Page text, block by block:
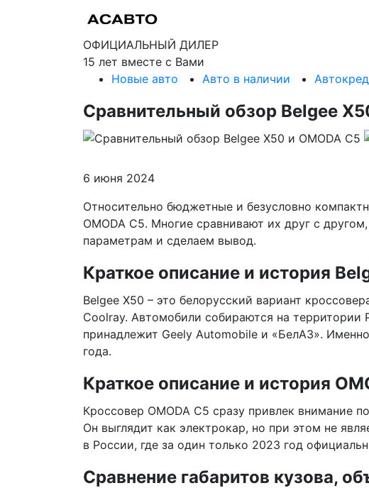
ОФИЦИАЛЬНЫЙ ДИЛЕР
15 лет вместе с Вами
Новые авто Авто в наличии
Сравнительный обзор Belgee
6 июня 2024
Относительно бюджетные и безусловно
OMODA C5. Многие сравнивают их друг с
параметрам и сделаем вывод.
Краткое описание и история
Belgee X50 – это белорусский вариант
Coolray. Автомобили собираются на
принадлежит Geely Automobile и «БелАЗ».
года.
Краткое описание и история
Кроссовер OMODA C5 сразу привлек внимание
Он выглядит как электрокар, но при этом не
в России, где за один только 2023 год
Сравнение габаритов кузова,